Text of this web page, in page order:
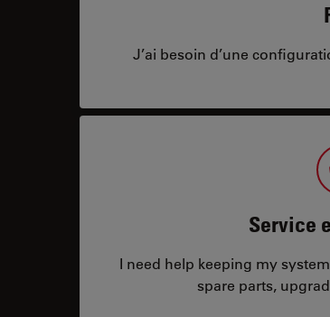
J’ai besoin d’une
Service
I need help keeping my
spare parts,